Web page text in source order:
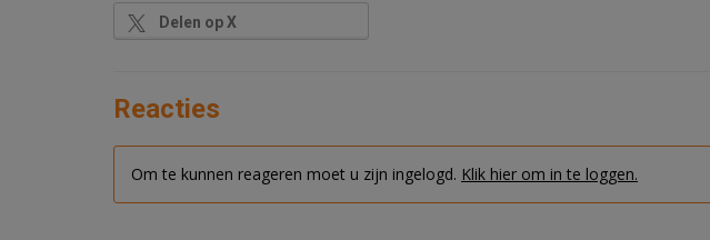
Delen op X
Reacties
Om te kunnen reageren moet u zijn ingelogd. Klik hier om in te loggen.